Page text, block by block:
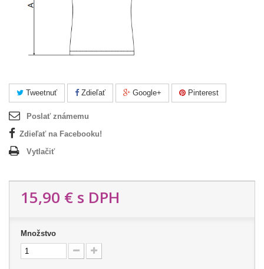
Tweetnuť Zdieľať Google+ Pinterest
Poslať známemu
Zdieľať na Facebooku!
Vytlačiť
15,90 € s DPH
Množstvo